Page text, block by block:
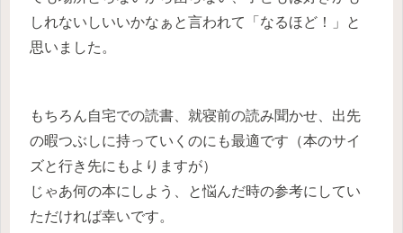
しれないしいいかなぁと言われて「なるほど！」と
思いました。
もちろん自宅での読書、就寝前の読み聞かせ、出先
の暇つぶしに持っていくのにも最適です（本のサイ
ズと行き先にもよりますが）
じゃあ何の本にしよう、と悩んだ時の参考にしてい
ただければ幸いです。